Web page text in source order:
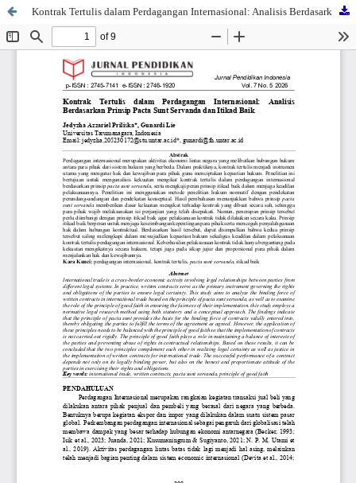
Kontrak Tertulis dalam Perdagangan Internasional: Analisis Berdasarkan Prinsip Pacta Sunt Servanda dan Itikad Baik